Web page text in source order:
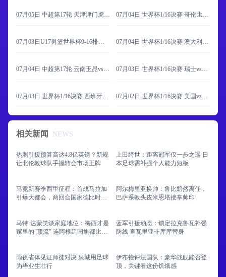
07月05日 中超第17轮 天津津门虎vs深圳新鹏城 全场录像 07月04日 世界杯1/16决赛 哥伦比亚vs加纳 全场录像
07月03日U17男篮世界杯9-16排名赛 中国U17 - 委内瑞拉U17 全场录像 07月04日 世界杯1/16决赛 澳大利亚vs埃及 全场录像
07月04日 中超第17轮 云南玉昆vs河南 全场录像 07月03日 世界杯1/16决赛 瑞士vs阿尔及利亚 全场录像
07月03日 世界杯1/16决赛 西班牙vs奥地利 全场录像 07月02日 世界杯1/16决赛 美国vs波黑 全场录像
相关新闻 NEWS
热刺引援预算高达4.8亿英镑？新规
让北伦敦球队手握转会市场王牌
上田绮世：距离冠军仅一步之遥 日
本足球需补强个人能力短板
马竞新赛季西甲征程：首战马拉加
引爆大都会，两回合国家德比时间
阿尔梅里亚换帅：鲁比黯然离任，
巴萨系教头皮米恩塔接掌帅印
马特·达蒙笑谈家庭地位：梅西才是
家里的"顶流" 连阿根廷国旗都比自
蓝军引援动态：锁定拉克鲁瓦补强
防线 查瓦里亚非库库替身
雨夜省体见证师徒对决 泉城用足球
为毕业生壮行
伊布锐评法国队：豪华战舰能否登
顶，关键看这份饥饿感